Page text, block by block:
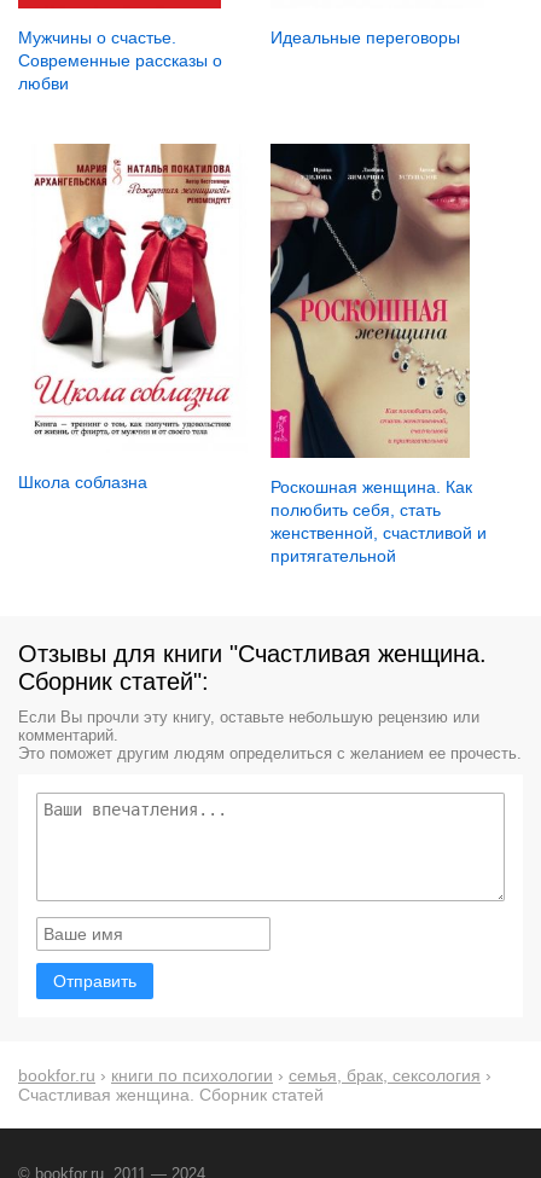
Мужчины о счастье.
Современные рассказы о
любви
Идеальные переговоры
Школа соблазна
Роскошная женщина. Как
полюбить себя, стать
женственной, счастливой и
притягательной
Отзывы для книги "Счастливая женщина.
Сборник статей":
Если Вы прочли эту книгу, оставьте небольшую рецензию или
комментарий.
Это поможет другим людям определиться с желанием ее прочесть.
Отправить
bookfor.ru › книги по психологии › семья, брак, сексология ›
Счастливая женщина. Сборник статей
© bookfor.ru, 2011 — 2024